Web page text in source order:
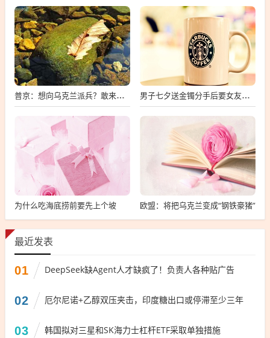
普京：想向乌克兰派兵？敢来就打，普京，敢派兵到乌克兰，将面临严厉反击 男子七夕送金镯分手后要女友还钱
为什么吃海底捞前要先上个坡 欧盟：将把乌克兰变成“钢铁豪猪”
最近发表
01 DeepSeek缺Agent人才缺疯了！负责人各种贴广告
02 厄尔尼诺+乙醇双压夹击，印度糖出口或停滞至少三年
03 韩国拟对三星和SK海力士杠杆ETF采取单独措施